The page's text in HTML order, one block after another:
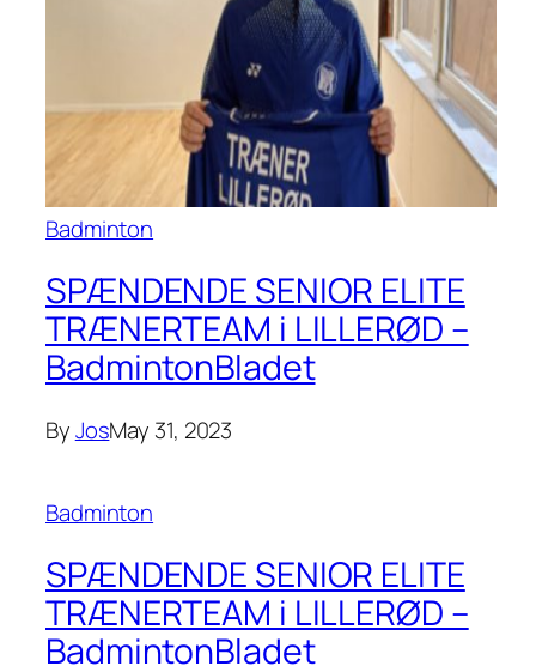
Badminton
SPÆNDENDE SENIOR ELITE
TRÆNERTEAM i LILLERØD –
BadmintonBladet
ByJosMay 31, 2023
Badminton
SPÆNDENDE SENIOR ELITE
TRÆNERTEAM i LILLERØD –
BadmintonBladet